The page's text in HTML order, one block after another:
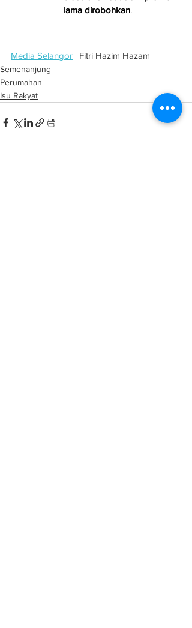
lama dirobohkan.
Media Selangor | Fitri Hazim Hazam
Semenanjung
Perumahan
Isu Rakyat